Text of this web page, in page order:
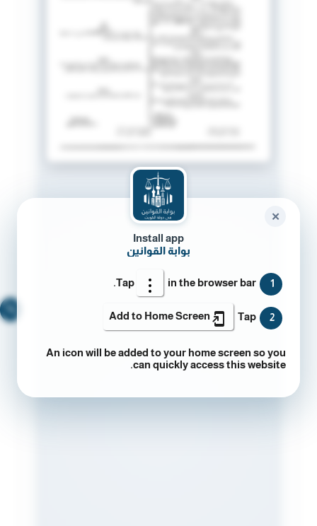
Install app
بوابة القوانين
1
Tap in the browser bar.
2
Tap
Add to Home Screen
An icon will be added to your home screen so you
can quickly access this website.
✕